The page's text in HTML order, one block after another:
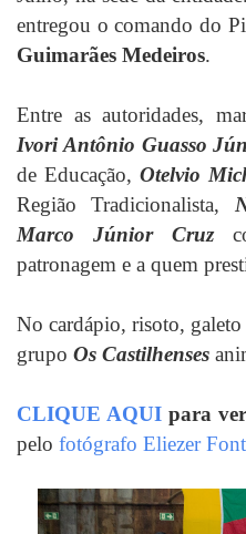
entregou o comando do
Guimarães Medeiros.
Entre as autoridades,
Ivori Antônio Guasso
de Educação,Otelvio
Região Tradicionalista,
Marco Júnior Cruz
patronagem e a quem
No cardápio, risoto,
grupo Os Castilhenses
CLIQUE AQUI para
pelo fotógrafo Eliezer